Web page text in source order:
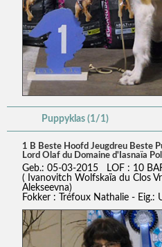
Puppyklas (1/1)
1 B Beste Hoofd Jeugdreu Beste
Lord Olaf du Domaine d'Iasnaïa
Geb.: 05-03-2015 LOF : 10
( Ivanovitch Wolfskaïa du Clos
Alekseevna)
Fokker : Tréfoux Nathalie - Eig.: